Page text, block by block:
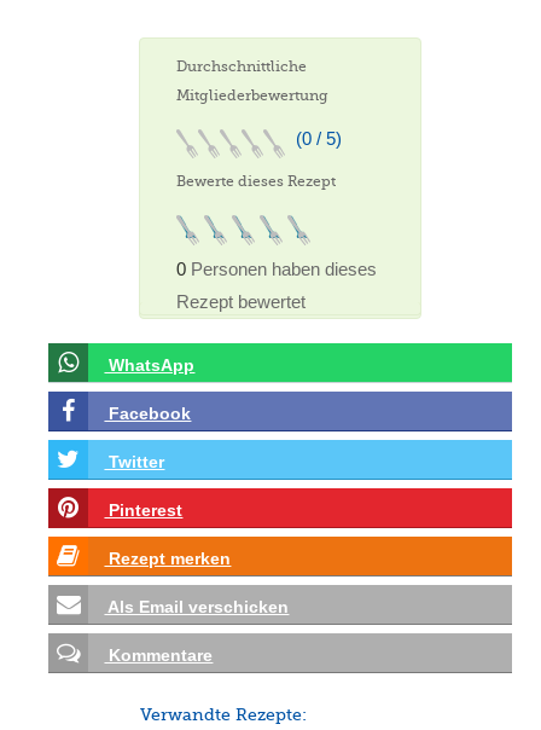
Durchschnittliche
Mitgliederbewertung
(0 / 5)
Bewerte dieses Rezept
0 Personen haben dieses
Rezept bewertet
WhatsApp
Facebook
Twitter
Pinterest
Rezept merken
Als Email verschicken
Kommentare
Verwandte Rezepte: